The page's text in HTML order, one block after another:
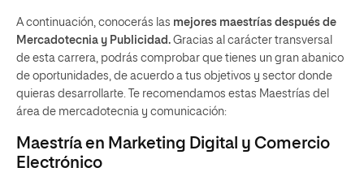
A continuación, conocerás las mejores maestrías después de
Mercadotecnia y Publicidad. Gracias al carácter transversal
de esta carrera, podrás comprobar que tienes un gran abanico
de oportunidades, de acuerdo a tus objetivos y sector donde
quieras desarrollarte. Te recomendamos estas Maestrías del
área de mercadotecnia y comunicación:
Maestría en Marketing Digital y Comercio
Electrónico